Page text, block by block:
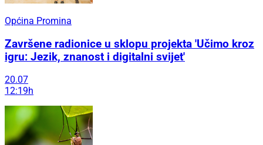
Općina Promina
Završene radionice u sklopu projekta 'Učimo kroz
igru: Jezik, znanost i digitalni svijet'
20.07
12:19h